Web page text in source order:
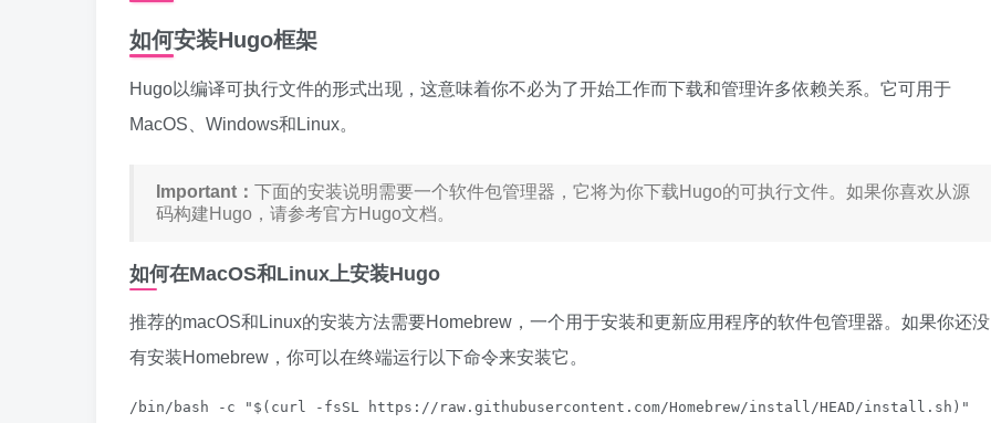
如何安装Hugo框架
Hugo以编译可执行文件的形式出现，这意味着你不必为了开始工作而下载和管理许多依赖关系。它可用于
MacOS、Windows和Linux。
Important： 下面的安装说明需要一个软件包管理器，它将为你下载Hugo的可执行文件。如果你喜欢从源
码构建Hugo，请参考官方Hugo文档。
如何在MacOS和Linux上安装Hugo
推荐的macOS和Linux的安装方法需要Homebrew，一个用于安装和更新应用程序的软件包管理器。如果你还没
有安装Homebrew，你可以在终端运行以下命令来安装它。
/bin/bash -c "$(curl -fsSL https://raw.githubusercontent.com/Homebrew/install/HEAD/install.sh)"